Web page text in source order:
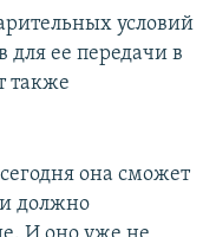
условий
для ее передачи в
также
она сможет
должно